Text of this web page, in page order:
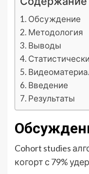
Обсуждение
Методология
Выводы
Введение
Результаты
Cohort studies
когорт с 79%